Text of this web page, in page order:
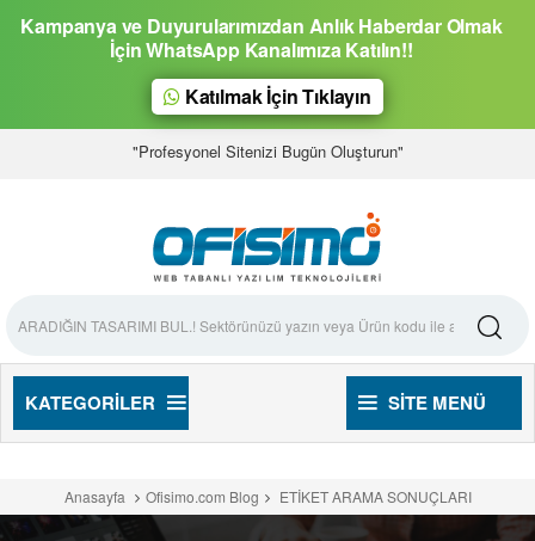
Kampanya ve Duyurularımızdan Anlık Haberdar Olmak
İçin WhatsApp Kanalımıza Katılın!!
Katılmak İçin Tıklayın
"Profesyonel Sitenizi Bugün Oluşturun"
KATEGORILER SITE MENÜ
Anasayfa Ofisimo.com Blog ETİKET ARAMA SONUÇLARI